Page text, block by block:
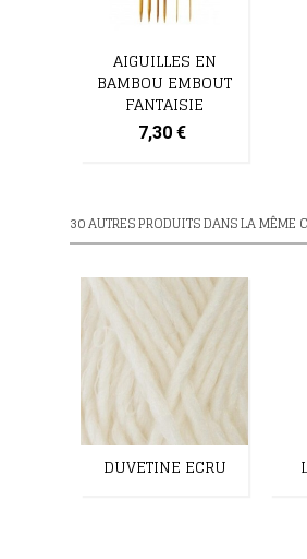
AIGUILLES EN
BAMBOU EMBOUT
FANTAISIE
7,30 €
30 AUTRES PRODUITS DANS LA MÊME
DUVETINE ECRU